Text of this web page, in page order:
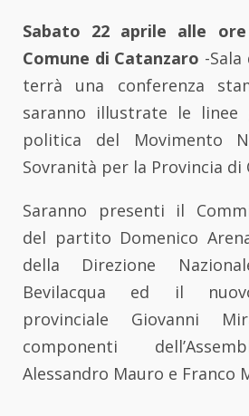
Sabato 22 aprile alle
Comune di Catanzaro -
terrà una conferenza
saranno illustrate le linee
politica del Movimento
Sovranità per la Provincia di
Saranno presenti il
del partito Domenico
della Direzione
Bevilacqua ed il
provinciale Giovanni
componenti
Alessandro Mauro e Franco